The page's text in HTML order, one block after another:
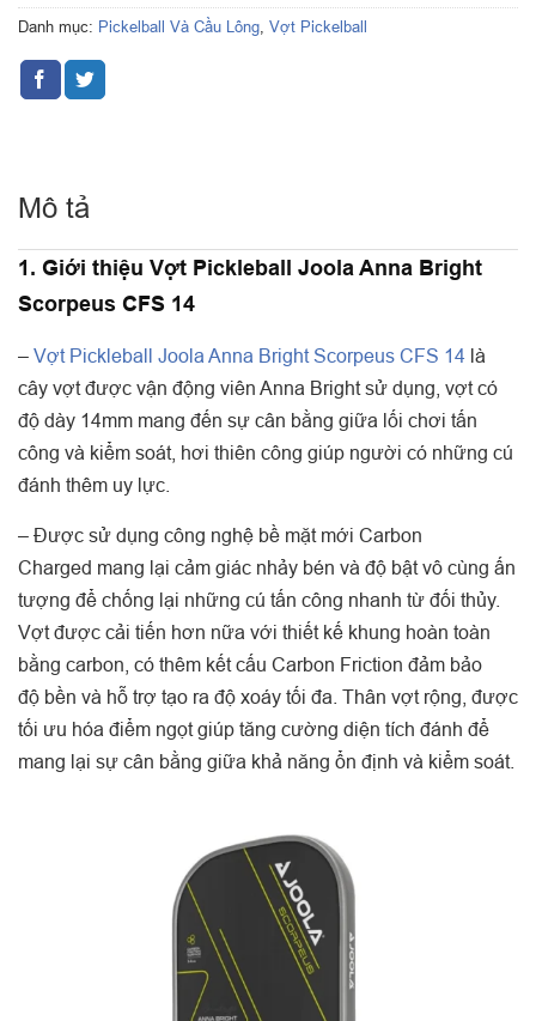
Danh mục: Pickelball Và Cầu Lông, Vợt Pickelball
Mô tả
1. Giới thiệu Vợt Pickleball Joola Anna Bright
Scorpeus CFS 14
– Vợt Pickleball Joola Anna Bright Scorpeus CFS 14 là
cây vợt được vận động viên Anna Bright sử dụng, vợt có
độ dày 14mm mang đến sự cân bằng giữa lối chơi tấn
công và kiểm soát, hơi thiên công giúp người có những cú
đánh thêm uy lực.
– Được sử dụng công nghệ bề mặt mới Carbon
Charged mang lại cảm giác nhảy bén và độ bật vô cùng ấn
tượng để chống lại những cú tấn công nhanh từ đối thủy.
Vợt được cải tiến hơn nữa với thiết kế khung hoàn toàn
bằng carbon, có thêm kết cấu Carbon Friction đảm bảo
độ bền và hỗ trợ tạo ra độ xoáy tối đa. Thân vợt rộng, được
tối ưu hóa điểm ngọt giúp tăng cường diện tích đánh để
mang lại sự cân bằng giữa khả năng ổn định và kiểm soát.